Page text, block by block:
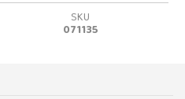
SKU
071135